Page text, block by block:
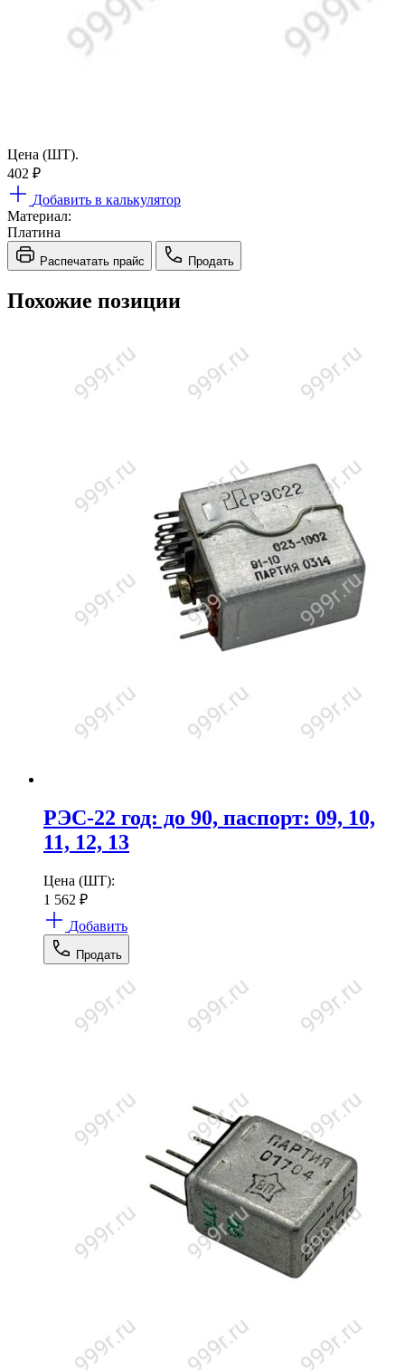
Цена (ШТ).
402 ₽
Добавить в калькулятор
Материал:
Платина
Распечатать прайс Продать
Похожие позиции
РЭС-22 год: до 90, паспорт: 09, 10,
11, 12, 13
Цена (ШТ):
1 562 ₽
Добавить
Продать